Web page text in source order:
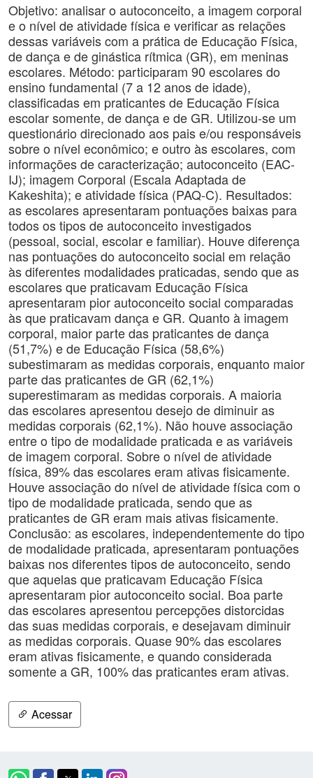
Objetivo: analisar o autoconceito, a imagem corporal
e o nível de atividade física e verificar as relações
dessas variáveis com a prática de Educação Física,
de dança e de ginástica rítmica (GR), em meninas
escolares. Método: participaram 90 escolares do
ensino fundamental (7 a 12 anos de idade),
classificadas em praticantes de Educação Física
escolar somente, de dança e de GR. Utilizou-se um
questionário direcionado aos pais e/ou responsáveis
sobre o nível econômico; e outro às escolares, com
informações de caracterização; autoconceito (EAC-
IJ); imagem Corporal (Escala Adaptada de
Kakeshita); e atividade física (PAQ-C). Resultados:
as escolares apresentaram pontuações baixas para
todos os tipos de autoconceito investigados
(pessoal, social, escolar e familiar). Houve diferença
nas pontuações do autoconceito social em relação
às diferentes modalidades praticadas, sendo que as
escolares que praticavam Educação Física
apresentaram pior autoconceito social comparadas
às que praticavam dança e GR. Quanto à imagem
corporal, maior parte das praticantes de dança
(51,7%) e de Educação Física (58,6%)
subestimaram as medidas corporais, enquanto maior
parte das praticantes de GR (62,1%)
superestimaram as medidas corporais. A maioria
das escolares apresentou desejo de diminuir as
medidas corporais (62,1%). Não houve associação
entre o tipo de modalidade praticada e as variáveis
de imagem corporal. Sobre o nível de atividade
física, 89% das escolares eram ativas fisicamente.
Houve associação do nível de atividade física com o
tipo de modalidade praticada, sendo que as
praticantes de GR eram mais ativas fisicamente.
Conclusão: as escolares, independentemente do tipo
de modalidade praticada, apresentaram pontuações
baixas nos diferentes tipos de autoconceito, sendo
que aquelas que praticavam Educação Física
apresentaram pior autoconceito social. Boa parte
das escolares apresentou percepções distorcidas
das suas medidas corporais, e desejavam diminuir
as medidas corporais. Quase 90% das escolares
eram ativas fisicamente, e quando considerada
somente a GR, 100% das praticantes eram ativas.
Acessar